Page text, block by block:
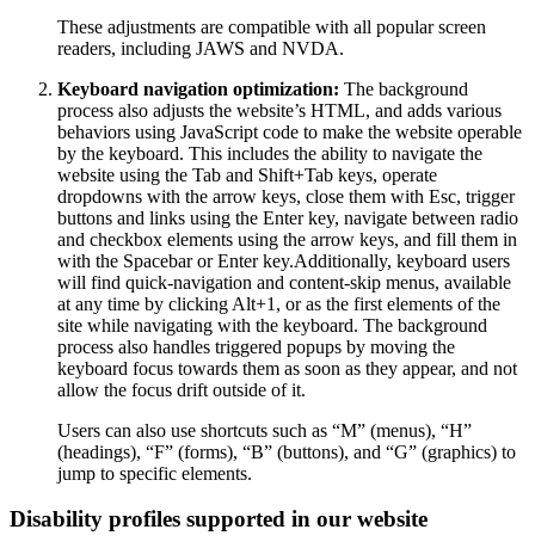
These adjustments are compatible with all popular screen
readers, including JAWS and NVDA.
Keyboard navigation optimization: The background
process also adjusts the website’s HTML, and adds various
behaviors using JavaScript code to make the website operable
by the keyboard. This includes the ability to navigate the
website using the Tab and Shift+Tab keys, operate
dropdowns with the arrow keys, close them with Esc, trigger
buttons and links using the Enter key, navigate between radio
and checkbox elements using the arrow keys, and fill them in
with the Spacebar or Enter key.Additionally, keyboard users
will find quick-navigation and content-skip menus, available
at any time by clicking Alt+1, or as the first elements of the
site while navigating with the keyboard. The background
process also handles triggered popups by moving the
keyboard focus towards them as soon as they appear, and not
allow the focus drift outside of it.
Users can also use shortcuts such as “M” (menus), “H”
(headings), “F” (forms), “B” (buttons), and “G” (graphics) to
jump to specific elements.
Disability profiles supported in our website